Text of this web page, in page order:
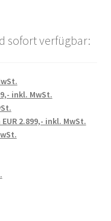
sofort verfügbar:
inkl. MwSt.
2.899,- inkl. MwSt.